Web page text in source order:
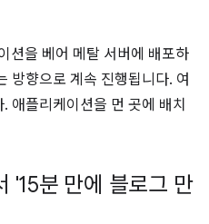
션을 베어 메탈 서버에 배포하
방향으로 계속 진행됩니다. 여
애플리케이션을 먼 곳에 배치
'15분 만에 블로그 만